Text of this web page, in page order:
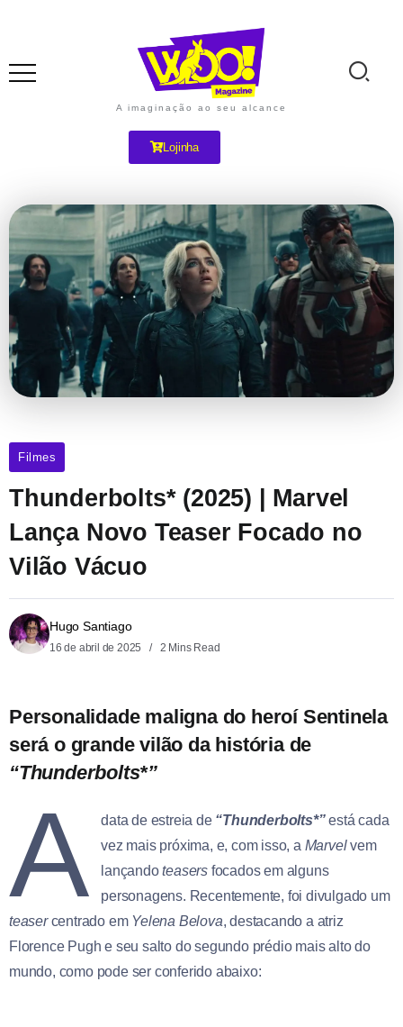
A imaginação ao seu alcance
Lojinha
Filmes
Thunderbolts* (2025) | Marvel
Lança Novo Teaser Focado no
Vilão Vácuo
Hugo Santiago
16 de abril de 2025 2 Mins Read
Personalidade maligna do heroí Sentinela
será o grande vilão da história de
“Thunderbolts*”
A data de estreia de “Thunderbolts*”está cada
vez mais próxima, e, com isso, a Marvelvem
lançandoteasers focados em alguns
personagens. Recentemente, foi divulgado um
teasercentrado em Yelena Belova, destacando a atriz
Florence Pugh e seu salto do segundo prédio mais alto do
mundo, como pode ser conferido abaixo: